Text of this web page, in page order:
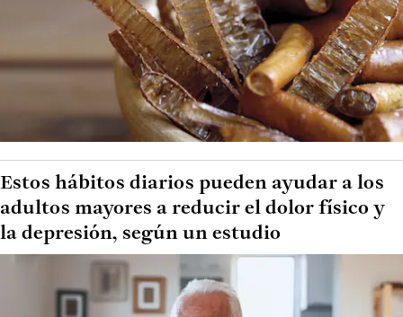
Estos hábitos diarios pueden ayudar a los
adultos mayores a reducir el dolor físico y
la depresión, según un estudio